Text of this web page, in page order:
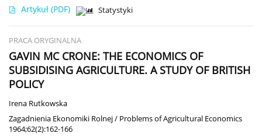
Artykuł (PDF) Statystyki
PRACA ORYGINALNA
GAVIN MC CRONE: THE ECONOMICS OF
SUBSIDISING AGRICULTURE. A STUDY OF BRITISH
POLICY
Irena Rutkowska
Zagadnienia Ekonomiki Rolnej / Problems of Agricultural Economics
1964;62(2):162-166